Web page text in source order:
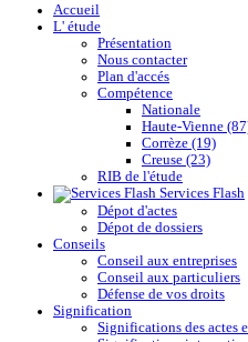
Accueil
L' étude
Présentation
Nous contacter
Plan d'accés
Compétence
Nationale
Haute-Vienne
Corrèze (19)
Creuse (23)
RIB de l'étude
Services Flash
Dépot d'actes
Dépot de dossiers
Conseils
Conseil aux entreprises
Conseil aux particuliers
Défense de vos droits
Signification
Significations des actes